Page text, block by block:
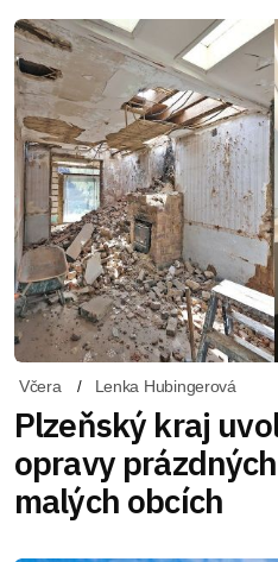
Včera Lenka Hubingerová
Plzeňský kraj
opravy
malých obcích